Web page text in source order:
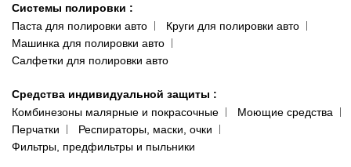
Системы полировки :
Паста для полировки авто
Круги для полировки авто
Машинка для полировки авто
Салфетки для полировки авто
Средства индивидуальной защиты :
Комбинезоны малярные и покрасочные
Моющие средства
Перчатки
Респираторы, маски, очки
Фильтры, предфильтры и пыльники